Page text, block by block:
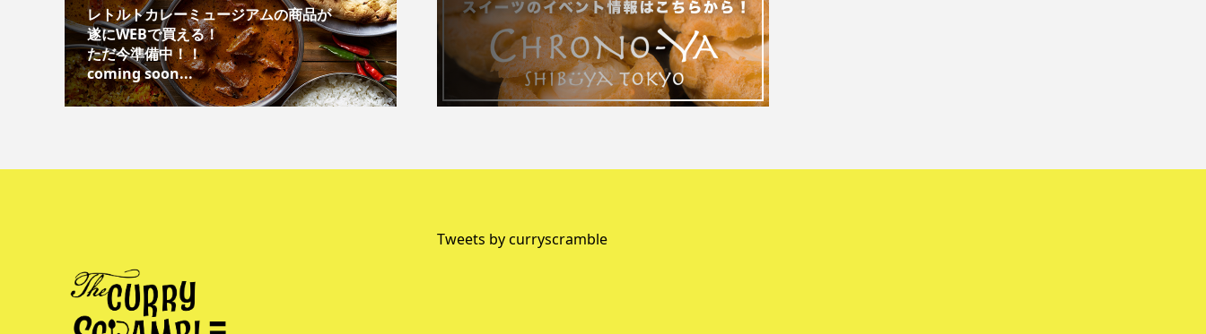
レトルトカレーミュージアムの商品が
遂にWEBで買える！
ただ今準備中！！
coming soon...
Tweets by curryscramble